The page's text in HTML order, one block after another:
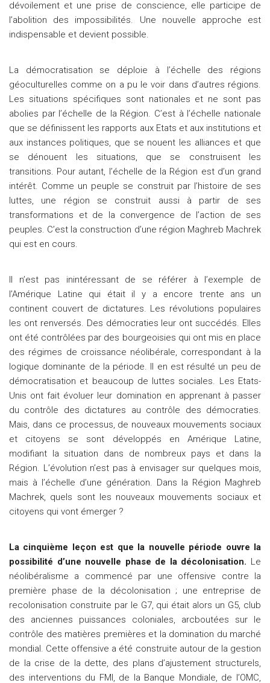
dévoilement et une prise de conscience, elle participe de
l’abolition des impossibilités. Une nouvelle approche est
indispensable et devient possible.
La démocratisation se déploie à l’échelle des régions
géoculturelles comme on a pu le voir dans d’autres régions.
Les situations spécifiques sont nationales et ne sont pas
abolies par l’échelle de la Région. C’est à l’échelle nationale
que se définissent les rapports aux Etats et aux institutions et
aux instances politiques, que se nouent les alliances et que
se dénouent les situations, que se construisent les
transitions. Pour autant, l’échelle de la Région est d’un grand
intérêt. Comme un peuple se construit par l’histoire de ses
luttes, une région se construit aussi à partir de ses
transformations et de la convergence de l’action de ses
peuples. C’est la construction d’une région Maghreb Machrek
qui est en cours.
Il n’est pas inintéressant de se référer à l’exemple de
l’Amérique Latine qui était il y a encore trente ans un
continent couvert de dictatures. Les révolutions populaires
les ont renversés. Des démocraties leur ont succédés. Elles
ont été contrôlées par des bourgeoisies qui ont mis en place
des régimes de croissance néolibérale, correspondant à la
logique dominante de la période. Il en est résulté un peu de
démocratisation et beaucoup de luttes sociales. Les Etats-
Unis ont fait évoluer leur domination en apprenant à passer
du contrôle des dictatures au contrôle des démocraties.
Mais, dans ce processus, de nouveaux mouvements sociaux
et citoyens se sont développés en Amérique Latine,
modifiant la situation dans de nombreux pays et dans la
Région. L’évolution n’est pas à envisager sur quelques mois,
mais à l’échelle d’une génération. Dans la Région Maghreb
Machrek, quels sont les nouveaux mouvements sociaux et
citoyens qui vont émerger ?
La cinquième leçon est que la nouvelle période ouvre la
possibilité d’une nouvelle phase de la décolonisation. Le
néolibéralisme a commencé par une offensive contre la
première phase de la décolonisation ; une entreprise de
recolonisation construite par le G7, qui était alors un G5, club
des anciennes puissances coloniales, arcboutées sur le
contrôle des matières premières et la domination du marché
mondial. Cette offensive a été construite autour de la gestion
de la crise de la dette, des plans d’ajustement structurels,
des interventions du FMI, de la Banque Mondiale, de l’OMC,